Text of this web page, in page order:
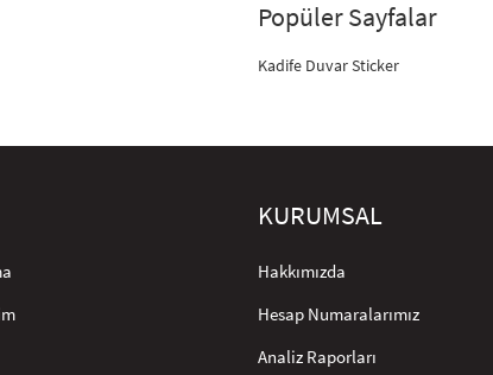
Popüler Sayfalar
Kadife Duvar Sticker
KURUMSAL
Hakkımızda
Hesap Numaralarımız
Analiz Raporları